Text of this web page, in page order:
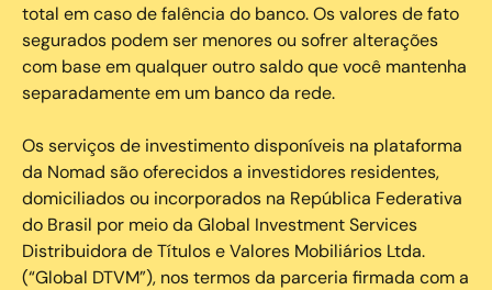
total em caso de falência do banco. Os valores de fato
segurados podem ser menores ou sofrer alterações
com base em qualquer outro saldo que você mantenha
separadamente em um banco da rede.
Os serviços de investimento disponíveis na plataforma
da Nomad são oferecidos a investidores residentes,
domiciliados ou incorporados na República Federativa
do Brasil por meio da Global Investment Services
Distribuidora de Títulos e Valores Mobiliários Ltda.
(“Global DTVM”), nos termos da parceria firmada com a